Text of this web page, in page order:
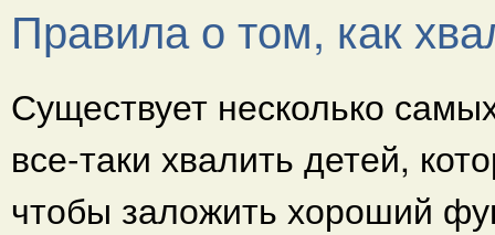
Правила о том, как
Существует несколько
все-таки хвалить детей,
чтобы заложить хороший